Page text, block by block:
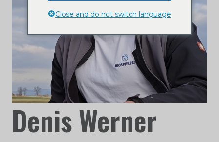
Denis Werner
Close and do not switch language